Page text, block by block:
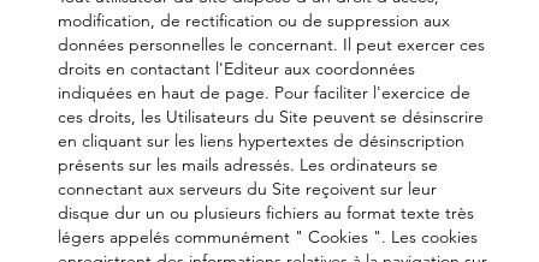
modification, de rectification ou de suppression aux
données personnelles le concernant. Il peut exercer ces
droits en contactant l'Editeur aux coordonnées
indiquées en haut de page. Pour faciliter l'exercice de
ces droits, les Utilisateurs du Site peuvent se désinscrire
en cliquant sur les liens hypertextes de désinscription
présents sur les mails adressés. Les ordinateurs se
connectant aux serveurs du Site reçoivent sur leur
disque dur un ou plusieurs fichiers au format texte très
légers appelés communément " Cookies ". Les cookies